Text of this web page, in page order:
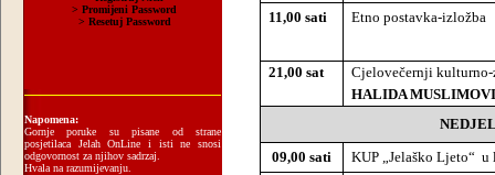
Napomena:
Gornje poruke su pisane od strane
posjetilaca Jelah OnLine i isti ne snosi
odgovornost za njihov sadrzaj.
Hvala na razumijevanju.
11,00 sati
Etno postavka-izložba
21,00 sat
Cjelovečernji kulturno-
HALIDA
09,00 sati
KUP „Jelaško Ljeto“ u